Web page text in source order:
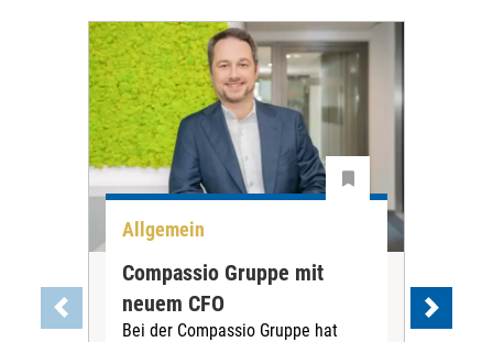
Allgemein
Compassio Gruppe mit
neuem CFO
Bei der Compassio Gruppe hat